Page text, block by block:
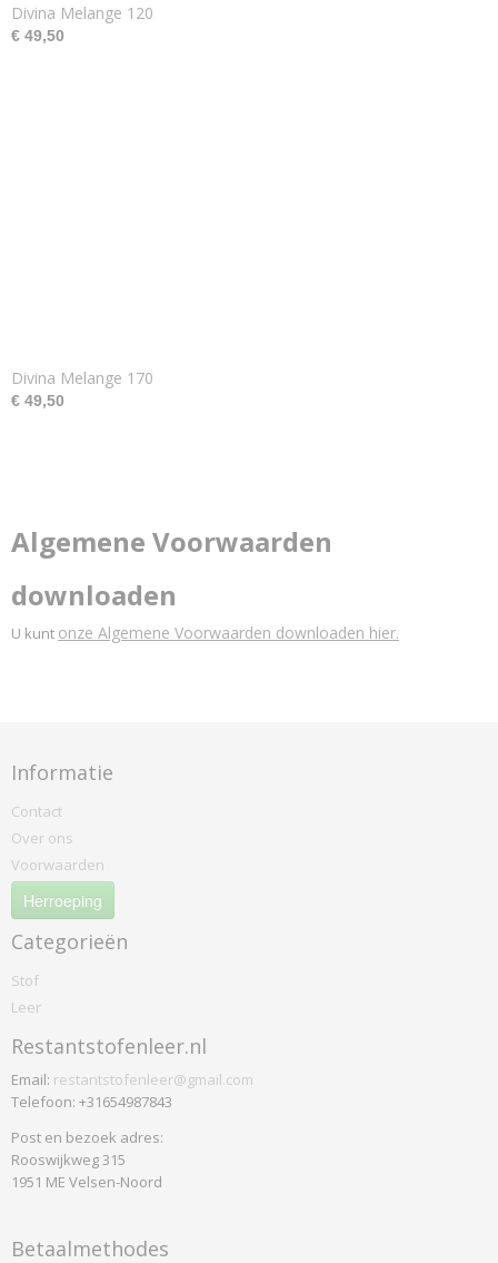
Divina Melange 120
€ 49,50
Divina Melange 170
€ 49,50
Algemene Voorwaarden
downloaden
U kunt onze Algemene Voorwaarden downloaden hier.
Informatie
Contact
Over ons
Voorwaarden
Herroeping
Categorieën
Stof
Leer
Restantstofenleer.nl
Email: restantstofenleer@gmail.com
Telefoon: +31654987843
Post en bezoek adres:
Rooswijkweg 315
1951 ME Velsen-Noord
Betaalmethodes